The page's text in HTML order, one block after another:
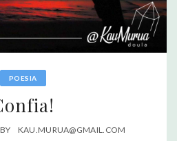
POESIA
BY KAU.MURUA@GMAIL.COM